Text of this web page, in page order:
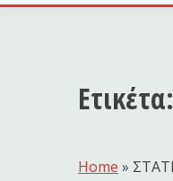
Ετικέτα:
Home »